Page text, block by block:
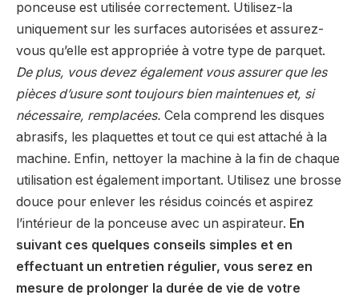
ponceuse est utilisée correctement. Utilisez-la
uniquement sur les surfaces autorisées et assurez-
vous qu’elle est appropriée à votre type de parquet.
De plus, vous devez également vous assurer que les
pièces d’usure sont toujours bien maintenues et, si
nécessaire, remplacées. Cela comprend les disques
abrasifs, les plaquettes et tout ce qui est attaché à la
machine. Enfin, nettoyer la machine à la fin de chaque
utilisation est également important. Utilisez une brosse
douce pour enlever les résidus coincés et aspirez
l’intérieur de la ponceuse avec un aspirateur. En
suivant ces quelques conseils simples et en
effectuant un entretien régulier, vous serez en
mesure de prolonger la durée de vie de votre